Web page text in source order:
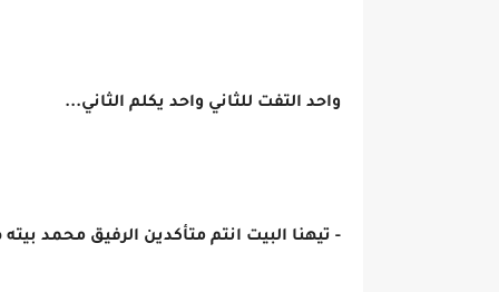
واحد التفت للثاني واحد يكلم الثاني...
- تيهنا البيت انتم متأكدين الرفيق محمد